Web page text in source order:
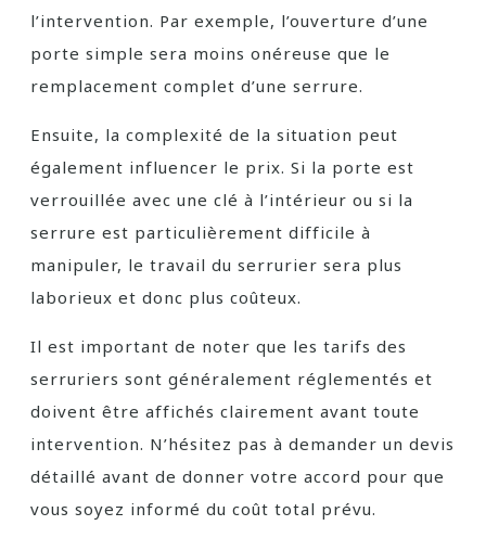
l’intervention. Par exemple, l’ouverture d’une
porte simple sera moins onéreuse que le
remplacement complet d’une serrure.
Ensuite, la complexité de la situation peut
également influencer le prix. Si la porte est
verrouillée avec une clé à l’intérieur ou si la
serrure est particulièrement difficile à
manipuler, le travail du serrurier sera plus
laborieux et donc plus coûteux.
Il est important de noter que les tarifs des
serruriers sont généralement réglementés et
doivent être affichés clairement avant toute
intervention. N’hésitez pas à demander un devis
détaillé avant de donner votre accord pour que
vous soyez informé du coût total prévu.